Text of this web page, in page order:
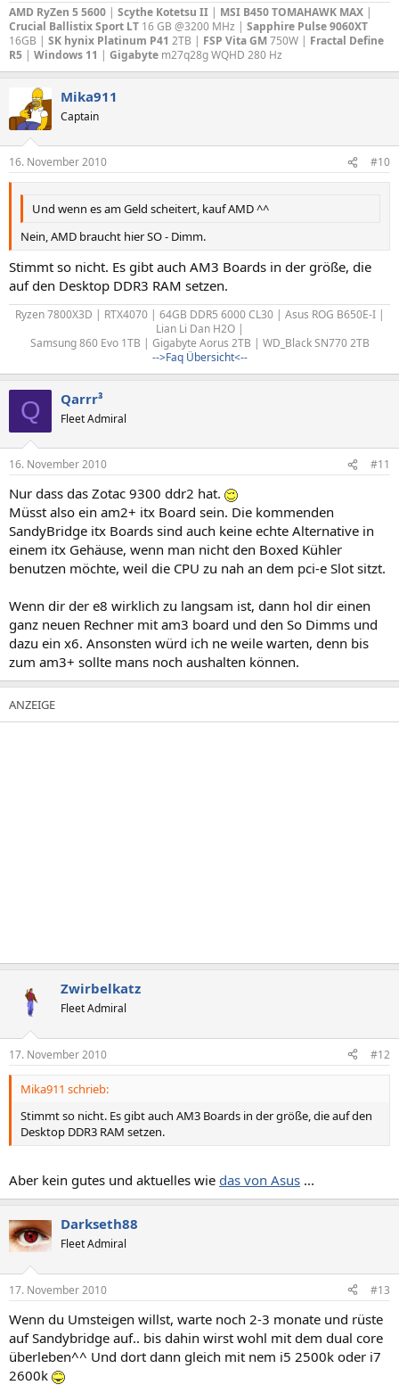
AMD RyZen 5 5600 | Scythe Kotetsu II | MSI B450 TOMAHAWK MAX |
Crucial Ballistix Sport LT 16 GB @3200 MHz | Sapphire Pulse 9060XT
16GB | SK hynix Platinum P41 2TB | FSP Vita GM750W | Fractal Define
R5 | Windows 11 | Gigabyte m27q28g WQHD 280 Hz
Mika911
Captain
16. November 2010 #10
Und wenn es am Geld scheitert, kauf AMD ^^
Nein, AMD braucht hier SO - Dimm.
Stimmt so nicht. Es gibt auch AM3 Boards in der größe, die
auf den Desktop DDR3 RAM setzen.
Ryzen 7800X3D | RTX4070 | 64GB DDR5 6000 CL30 | Asus ROG B650E-I |
Lian Li Dan H2O |
Samsung 860 Evo 1TB | Gigabyte Aorus 2TB | WD_Black SN770 2TB
-->Faq Übersicht<--
Q Qarrr³
Fleet Admiral
16. November 2010 #11
Nur dass das Zotac 9300 ddr2 hat.
Müsst also ein am2+ itx Board sein. Die kommenden
SandyBridge itx Boards sind auch keine echte Alternative in
einem itx Gehäuse, wenn man nicht den Boxed Kühler
benutzen möchte, weil die CPU zu nah an dem pci-e Slot sitzt.
Wenn dir der e8 wirklich zu langsam ist, dann hol dir einen
ganz neuen Rechner mit am3 board und den So Dimms und
dazu ein x6. Ansonsten würd ich ne weile warten, denn bis
zum am3+ sollte mans noch aushalten können.
Zwirbelkatz
Fleet Admiral
17. November 2010 #12
Mika911 schrieb:
Stimmt so nicht. Es gibt auch AM3 Boards in der größe, die auf den
Desktop DDR3 RAM setzen.
Aber kein gutes und aktuelles wie das von Asus ...
Darkseth88
Fleet Admiral
17. November 2010 #13
Wenn du Umsteigen willst, warte noch 2-3 monate und rüste
auf Sandybridge auf.. bis dahin wirst wohl mit dem dual core
überleben^^ Und dort dann gleich mit nem i5 2500k oder i7
2600k